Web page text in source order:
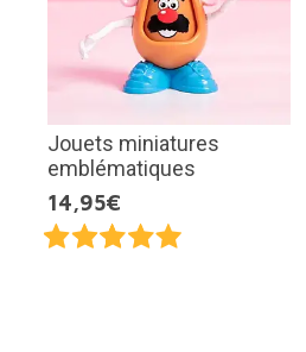
Jouets miniatures
emblématiques
14,95€